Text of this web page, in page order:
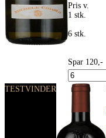
Pris v.
1 stk.
6 stk.
Spar 120,-
TESTVINDER